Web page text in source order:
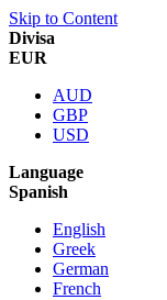
Skip to Content
Divisa
EUR
AUD
GBP
USD
Language
Spanish
English
Greek
German
French